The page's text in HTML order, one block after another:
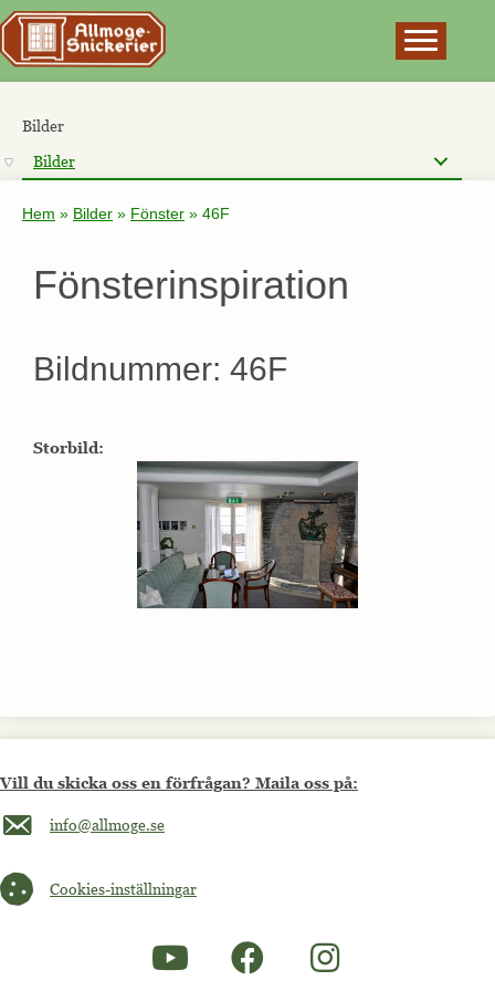
Bilder
Bilder
Hem » Bilder » Fönster » 46F
Fönsterinspiration
Bildnummer: 46F
Storbild:
Vill du skicka oss en förfrågan? Maila oss på:
Maila oss på info@allmoge.se
info@allmoge.se
Cookies-inställningar
Cookies-inställningar